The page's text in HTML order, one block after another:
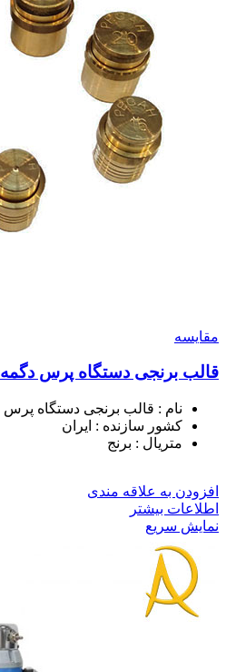
مقايسه
قالب برنجی دستگاه پرس دگمه
نام : قالب برنجی دستگاه پرس
کشور سازنده : ایران
متریال : برنج
افزودن به علاقه مندی
اطلاعات بیشتر
نمایش سریع